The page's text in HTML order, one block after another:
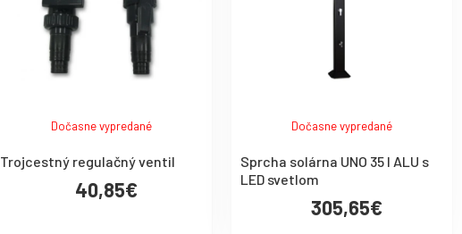
Dočasne vypredané
Trojcestný regulačný ventil
40,85€
Dočasne vypredané
Sprcha solárna UNO 35 l ALU s
LED svetlom
305,65€